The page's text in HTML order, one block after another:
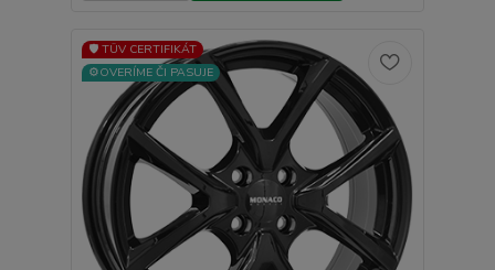
🛡️ TÜV CERTIFIKÁT
⚙️OVERÍME ČI PASUJE